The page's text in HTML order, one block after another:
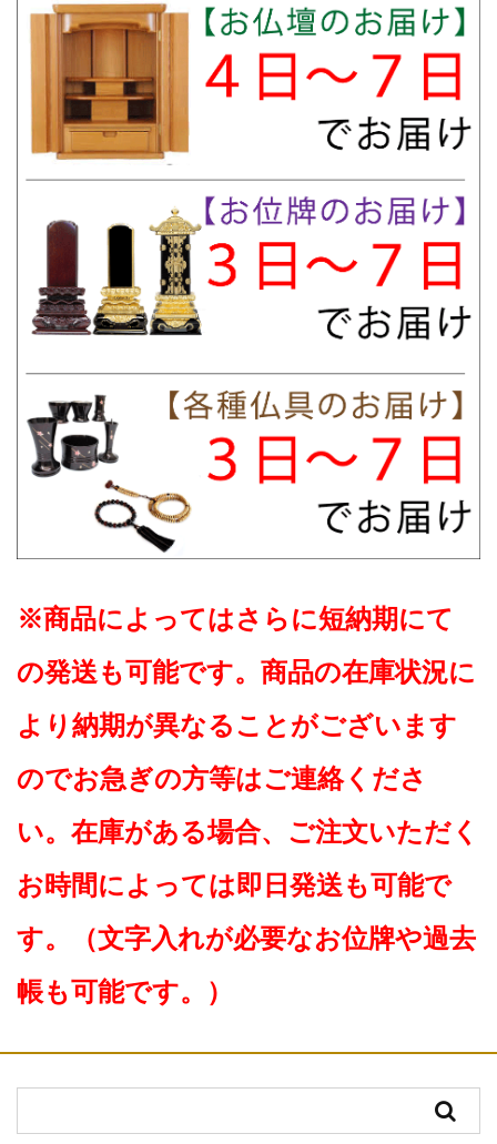
※商品によってはさらに短納期にて
の発送も可能です。商品の在庫状況に
より納期が異なることがございます
のでお急ぎの方等はご連絡くださ
い。在庫がある場合、ご注文いただく
お時間によっては即日発送も可能で
す。（文字入れが必要なお位牌や過去
帳も可能です。）